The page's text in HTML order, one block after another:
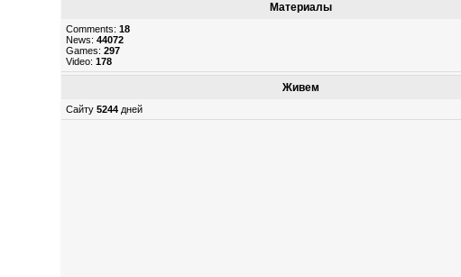
Материалы
Comments:18
News:44072
Games:297
Video:178
Живем
Сайту5244 дней